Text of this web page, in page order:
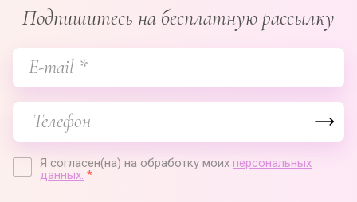
Подпишитесь на бесплатную рассылку
Я согласен(на) на обработку моих персональных
данных. *